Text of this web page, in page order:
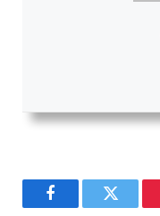
FacebookTwitter